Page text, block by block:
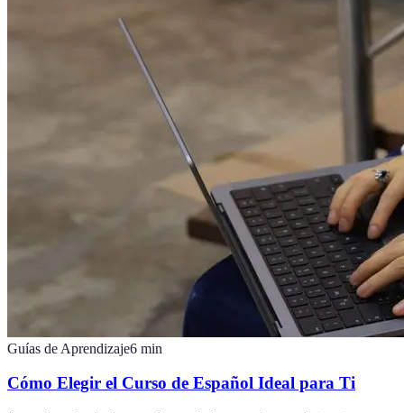
Guías de Aprendizaje6 min
Cómo Elegir el Curso de Español Ideal para Ti